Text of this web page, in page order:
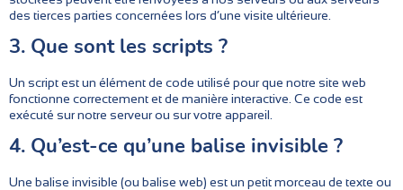
des tierces parties concernées lors d’une visite ultérieure.
3. Que sont les scripts ?
Un script est un élément de code utilisé pour que notre site web
fonctionne correctement et de manière interactive. Ce code est
exécuté sur notre serveur ou sur votre appareil.
4. Qu’est-ce qu’une balise invisible ?
Une balise invisible (ou balise web) est un petit morceau de texte ou